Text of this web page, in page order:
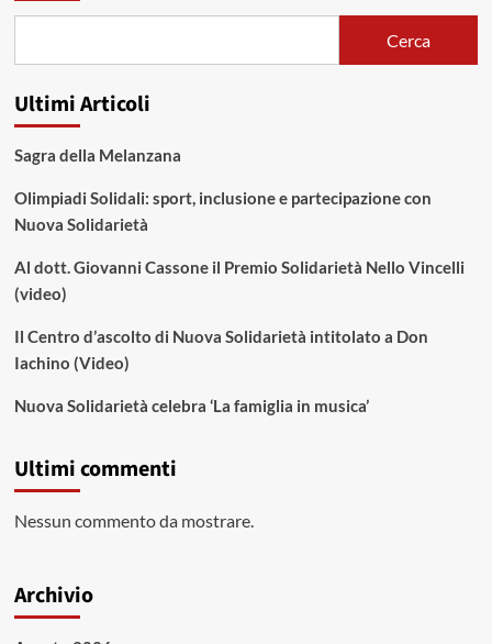
Cerca
Ultimi Articoli
Sagra della Melanzana
Olimpiadi Solidali: sport, inclusione e partecipazione con
Nuova Solidarietà
Al dott. Giovanni Cassone il Premio Solidarietà Nello Vincelli
(video)
Il Centro d’ascolto di Nuova Solidarietà intitolato a Don
Iachino (Video)
Nuova Solidarietà celebra ‘La famiglia in musica’
Ultimi commenti
Nessun commento da mostrare.
Archivio